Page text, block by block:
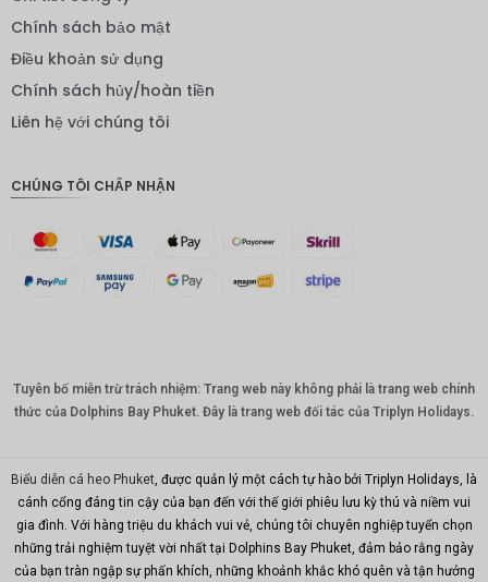
IDR
CHF
CAD
Nhân
dân tệ
MYR
PHP
Hồng
Chính sách bảo mật
Điều khoản sử dụng
Chính sách hủy/hoàn tiền
Liên hệ với chúng tôi
CHÚNG TÔI CHẤP NHẬN
Tuyên bố miễn trừ trách nhiệm: Trang web này không phải là trang web chính
thức của Dolphins Bay Phuket. Đây là trang web đối tác của Triplyn Holidays.
Biểu diễn cá heo Phuket , được quản lý một cách tự hào bởi Triplyn Holidays, là
cánh cổng đáng tin cậy của bạn đến với thế giới phiêu lưu kỳ thú và niềm vui
gia đình. Với hàng triệu du khách vui vẻ, chúng tôi chuyên nghiệp tuyển chọn
những trải nghiệm tuyệt vời nhất tại Dolphins Bay Phuket, đảm bảo rằng ngày
của bạn tràn ngập sự phấn khích, những khoảnh khắc khó quên và tận hưởng